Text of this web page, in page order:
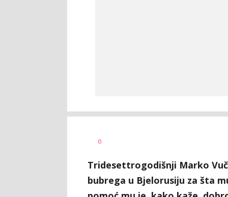
AUTOR
0
Tridesettrogodišnji Marko
bubrega u Bjelorusiju za šta